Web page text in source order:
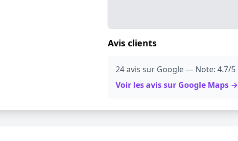
Avis clients
24 avis sur Google — Note: 4.7/5
Voir les avis sur Google Maps →